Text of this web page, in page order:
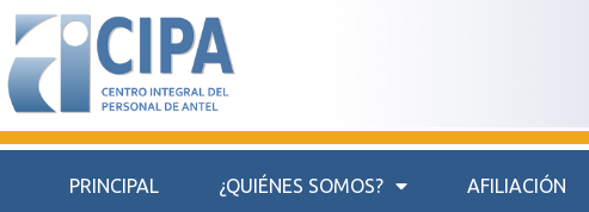
PRINCIPAL ¿QUIÉNES SOMOS? AFILIACIÓN